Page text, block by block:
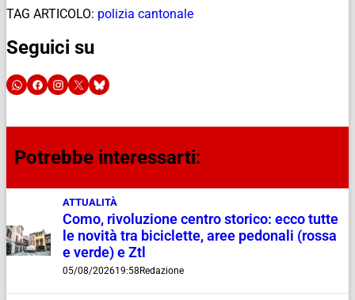
TAG ARTICOLO: polizia cantonale
Seguici su
Potrebbe interessarti:
ATTUALITÀ
Como, rivoluzione centro storico: ecco tutte
le novità tra biciclette, aree pedonali (rossa
e verde) e Ztl
05/08/202619:58 Redazione